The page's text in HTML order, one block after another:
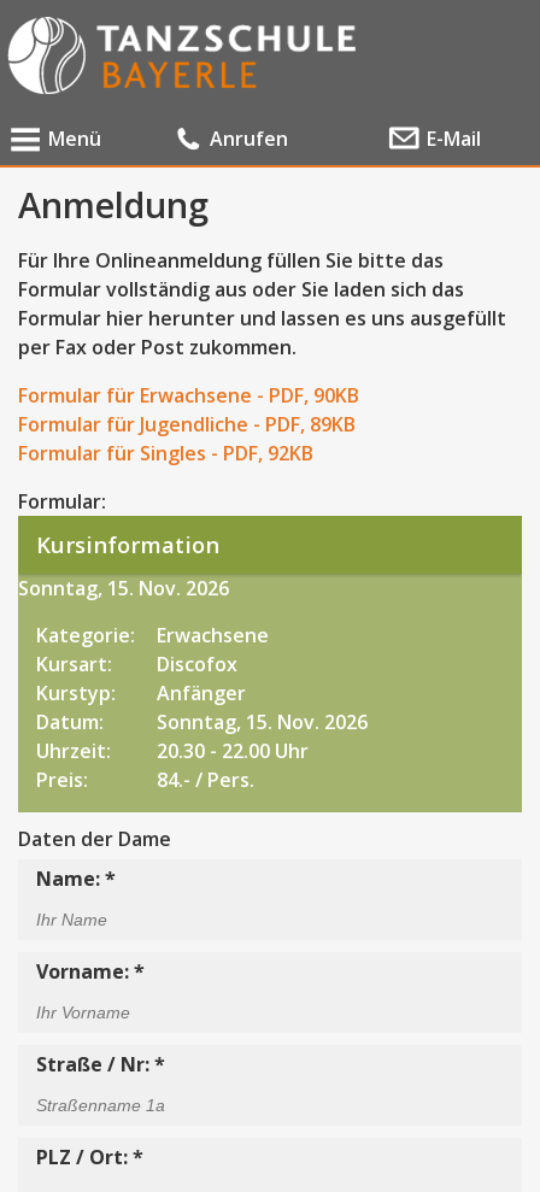
Menü Anrufen E-Mail
Anmeldung
Für Ihre Onlineanmeldung füllen Sie bitte das
Formular vollständig aus oder Sie laden sich das
Formular hier herunter und lassen es uns ausgefüllt
per Fax oder Post zukommen.
Formular für Erwachsene - PDF, 90KB
Formular für Jugendliche - PDF, 89KB
Formular für Singles - PDF, 92KB
Formular:
Kursinformation
Sonntag, 15. Nov. 2026
Kategorie:
Erwachsene
Kursart:
Discofox
Kurstyp:
Anfänger
Datum:
Sonntag, 15. Nov. 2026
Uhrzeit:
20.30 - 22.00 Uhr
Preis:
84.- / Pers.
Daten der Dame
Name: *
Vorname: *
Straße / Nr: *
PLZ / Ort: *